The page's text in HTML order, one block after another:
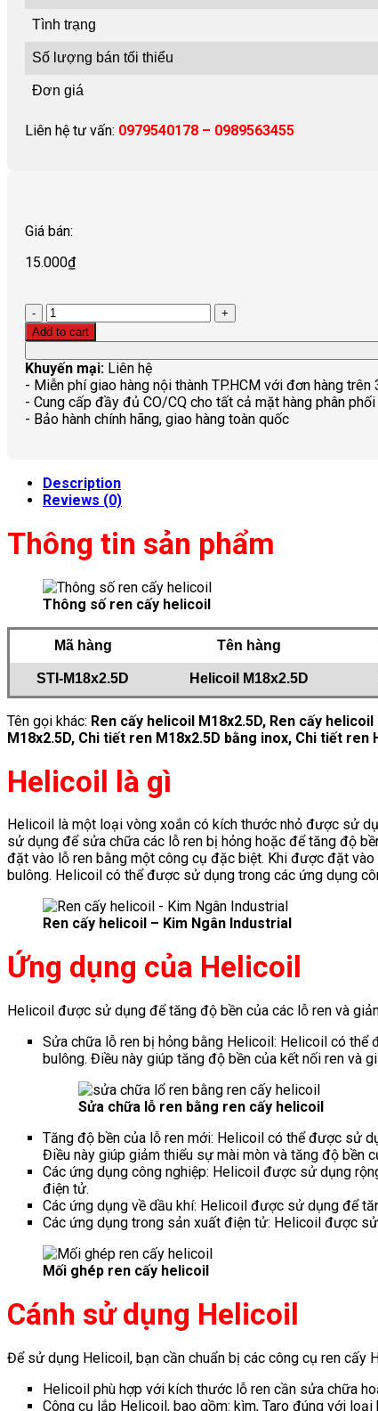
Tình trạng
Số lượng bán tối thiểu
Đơn giá
Liên hệ tư vấn: 0979540178 – 0989563455
Giá bán:
15.000₫
Quantity
Add to cart
Khuyến mại: Liên hệ
- Miễn phí giao hàng nội thành TP.HCM với đơn hàng trên
- Cung cấp đầy đủ CO/CQ cho tất cả mặt hàng phân phối
- Bảo hành chính hãng, giao hàng toàn quốc
Description
Reviews (0)
Thông tin sản phẩm
Thông số ren cấy helicoil
Mã hàng Tên hàng
STI-M18x2.5D Helicoil M18x2.5D
Tên gọi khác: Ren cấy helicoil M18x2.5D, Ren cấy
M18x2.5D, Chi tiết ren M18x2.5D bằng inox, Chi tiết
Helicoil là gì
Helicoil là một loại vòng xoắn có kích thước nhỏ được sử
sử dụng để sửa chữa các lỗ ren bị hỏng hoặc để tăng độ
đặt vào lỗ ren bằng một công cụ đặc biệt. Khi được đặt
bulông. Helicoil có thể được sử dụng trong các ứng dụng
Ren cấy helicoil – Kim Ngân Industrial
Ứng dụng của Helicoil
Helicoil được sử dụng để tăng độ bền của các lỗ ren và
Sửa chữa lỗ ren bị hỏng bằng Helicoil: Helicoil có
bulông. Điều này giúp tăng độ bền của kết nối ren và
Sửa chữa lỗ ren bằng ren cấy helicoil
Tăng độ bền của lỗ ren mới: Helicoil có thể được sử
Điều này giúp giảm thiểu sự mài mòn và tăng độ bền
Các ứng dụng công nghiệp: Helicoil được sử dụng
điện tử.
Các ứng dụng về dầu khí: Helicoil được sử dụng để
Các ứng dụng trong sản xuất điện tử: Helicoil được
Mối ghép ren cấy helicoil
Cánh sử dụng Helicoil
Để sử dụng Helicoil, bạn cần chuẩn bị các công cụ ren cấy
Helicoil phù hợp với kích thước lỗ ren cần sửa chữa
Công cụ lắp Helicoil, bao gồm: kìm, Taro đúng với